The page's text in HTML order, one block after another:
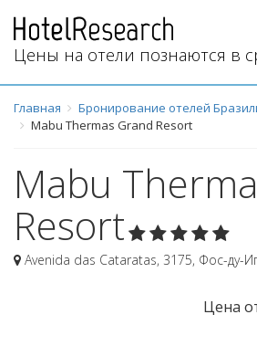
Цены на отели познаются в
Главная Бронирование отелей
Mabu Thermas Grand Resort
Mabu
Resort
Avenida das Cataratas, 3175, Фос-ду-
Цена